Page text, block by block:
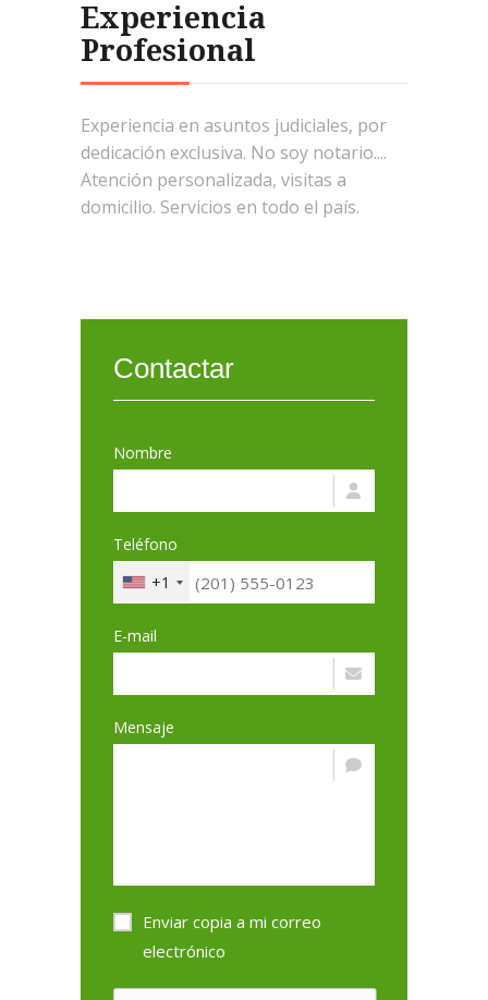
Experiencia
Profesional
Experiencia en asuntos judiciales, por
dedicación exclusiva. No soy notario....
Atención personalizada, visitas a
domicilio. Servicios en todo el país.
Contactar
Nombre
Teléfono
+1
E-mail
Mensaje
Enviar copia a mi correo
electrónico